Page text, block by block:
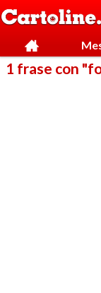
1 frase con